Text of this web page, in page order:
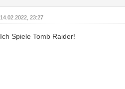
14.02.2022, 23:27
Ich Spiele Tomb Raider!